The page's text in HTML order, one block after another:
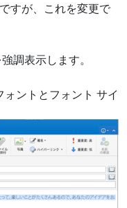
すが、これを変更で
調表示します。
ォントとフォント サイ